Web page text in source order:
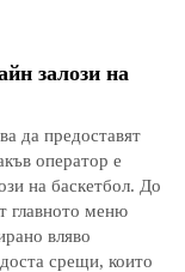
залози на
да предоставят
оператор е
на баскетбол. До
главното меню
вляво
срещи, които